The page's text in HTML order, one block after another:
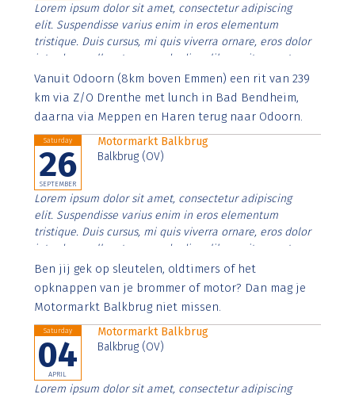
Lorem ipsum dolor sit amet, consectetur adipiscing
elit. Suspendisse varius enim in eros elementum
tristique. Duis cursus, mi quis viverra ornare, eros dolor
interdum nulla, ut commodo diam libero vitae erat.
Aenean faucibus nibh et justo cursus id rutrum lorem
imperdiet. Nunc ut sem vitae risus tristique posuere.
Vanuit Odoorn (8km boven Emmen) een rit van 239
km via Z/O Drenthe met lunch in Bad Bendheim,
daarna via Meppen en Haren terug naar Odoorn.
Saturday
26
SEPTEMBER
Motormarkt Balkbrug
Balkbrug (OV)
Lorem ipsum dolor sit amet, consectetur adipiscing
elit. Suspendisse varius enim in eros elementum
tristique. Duis cursus, mi quis viverra ornare, eros dolor
interdum nulla, ut commodo diam libero vitae erat.
Aenean faucibus nibh et justo cursus id rutrum lorem
imperdiet. Nunc ut sem vitae risus tristique posuere.
Ben jij gek op sleutelen, oldtimers of het
opknappen van je brommer of motor? Dan mag je
Motormarkt Balkbrug niet missen.
Saturday
04
APRIL
Motormarkt Balkbrug
Balkbrug (OV)
Lorem ipsum dolor sit amet, consectetur adipiscing